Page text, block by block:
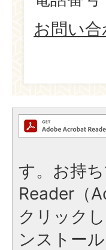
お問い
す。お持
Reader（
クリック
ンストー